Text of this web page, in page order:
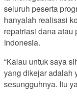
seluruh peserta
hanyalah realisasi
repatriasi dana atau
Indonesia.
“Kalau untuk saya
yang dikejar adalah
sesungguhnya. Itu